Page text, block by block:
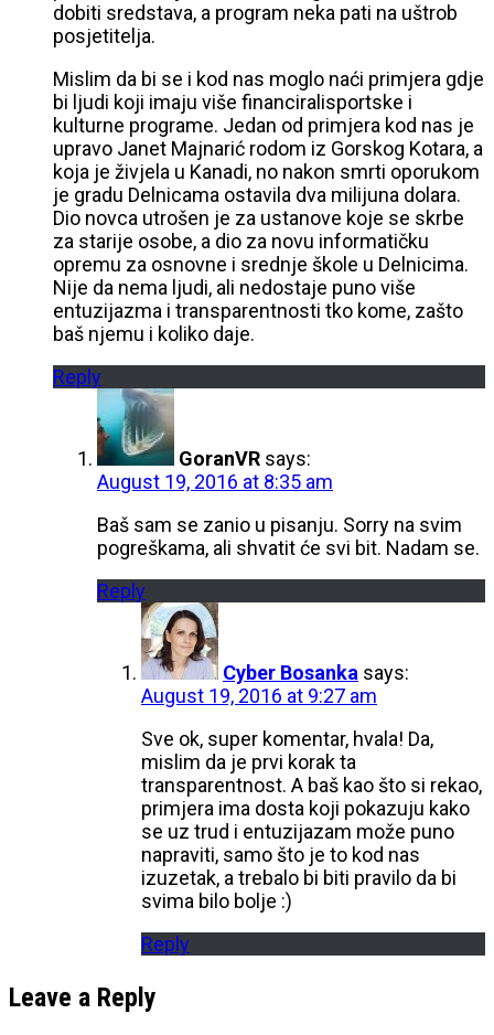
dobiti sredstava, a program neka pati na uštrob
posjetitelja.
Mislim da bi se i kod nas moglo naći primjera gdje
bi ljudi koji imaju više financiralisportske i
kulturne programe. Jedan od primjera kod nas je
upravo Janet Majnarić rodom iz Gorskog Kotara, a
koja je živjela u Kanadi, no nakon smrti oporukom
je gradu Delnicama ostavila dva milijuna dolara.
Dio novca utrošen je za ustanove koje se skrbe
za starije osobe, a dio za novu informatičku
opremu za osnovne i srednje škole u Delnicima.
Nije da nema ljudi, ali nedostaje puno više
entuzijazma i transparentnosti tko kome, zašto
baš njemu i koliko daje.
Reply
GoranVR says:
August 19, 2016 at 8:35 am
Baš sam se zanio u pisanju. Sorry na svim
pogreškama, ali shvatit će svi bit. Nadam se.
Reply
Cyber Bosanka says:
August 19, 2016 at 9:27 am
Sve ok, super komentar, hvala! Da,
mislim da je prvi korak ta
transparentnost. A baš kao što si rekao,
primjera ima dosta koji pokazuju kako
se uz trud i entuzijazam može puno
napraviti, samo što je to kod nas
izuzetak, a trebalo bi biti pravilo da bi
svima bilo bolje :)
Reply
Leave a Reply